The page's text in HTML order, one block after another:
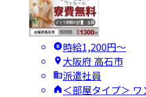
時給1,200円〜
大阪府 高石市
派遣社員
＜部屋タイプ＞